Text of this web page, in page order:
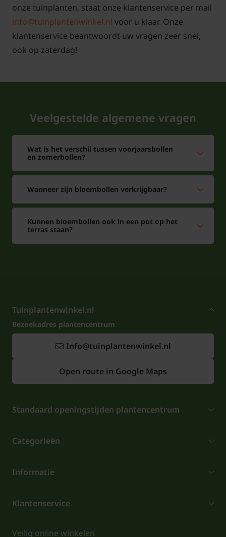
onze tuinplanten, staat onze klantenservice per mail
info@tuinplantenwinkel.nl voor u klaar. Onze
klantenservice beantwoordt uw vragen zeer snel,
ook op zaterdag!
Veelgestelde algemene vragen
Wat is het verschil tussen voorjaarsbollen
en zomerbollen?
Wanneer zijn bloembollen verkrijgbaar?
Kunnen bloembollen ook in een pot op het
terras staan?
Tuinplantenwinkel.nl
Bezoekadres plantencentrum
Info@tuinplantenwinkel.nl
Open route in Google Maps
Standaard openingstijden plantencentrum
Categorieën
Informatie
Klantenservice
Veilig online winkelen